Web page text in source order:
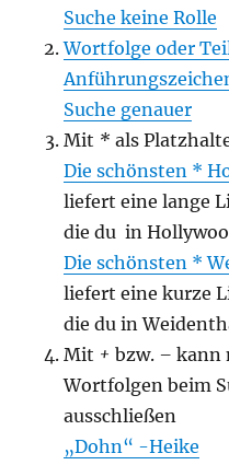
Suche keine Rolle
Wortfolge oder
Suche genauer
Mit * als
Die schönsten *
liefert eine lange
die du in
Die schönsten *
liefert eine kurze
die du in
Mit + bzw. – kann
Wortfolgen beim
ausschließen
„Dohn“ -Heike